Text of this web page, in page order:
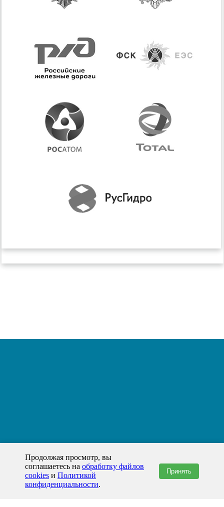
Продолжая просмотр, вы
соглашаетесь на обработку файлов
cookies и Политикой
конфиденциальности.
Принять